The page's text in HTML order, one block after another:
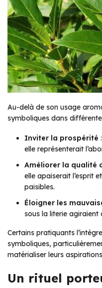
Au-delà de son usage
symboliques dans
Inviter la prospérité
elle représenterait
Améliorer la qualité
elle apaiserait l’esprit
paisibles.
Éloigner les
sous la literie agiraient
Certains pratiquants
symboliques,
matérialiser leurs
Un rituel